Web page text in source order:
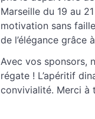
Marseille du 19 au
motivation sans
de l’élégance grâce
Avec vos sponsors,
régate ! L’apéritif
convivialité. Merci à